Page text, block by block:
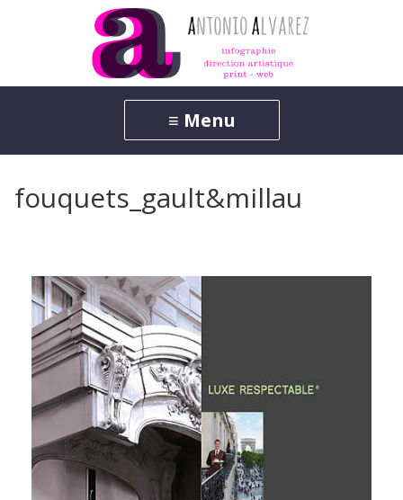
fouquets_gault&millau